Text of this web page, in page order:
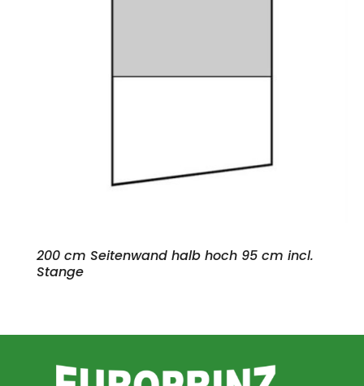
200 cm Seitenwand halb hoch 95 cm incl.
Stange